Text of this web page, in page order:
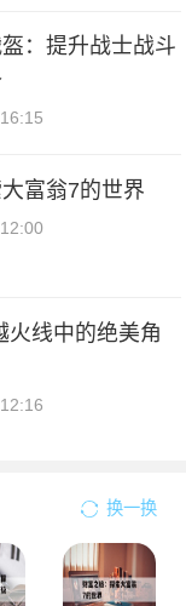
：提升战士战斗
富翁7的世界
火线中的绝美角
换一换